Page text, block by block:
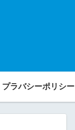
プラバシーポリシー